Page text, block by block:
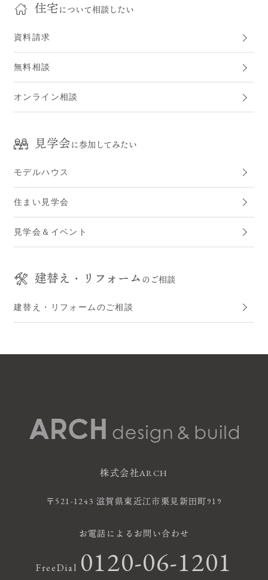
住宅について相談したい
資料請求
無料相談
オンライン相談
見学会に参加してみたい
モデルハウス
住まい見学会
見学会＆イベント
建替え・リフォーム のご相談
建替え・リフォームのご相談
株式会社ARCH
〒521-1243 滋賀県東近江市栗見新田町919
お電話によるお問い合わせ
FreeDial 0120-06-1201